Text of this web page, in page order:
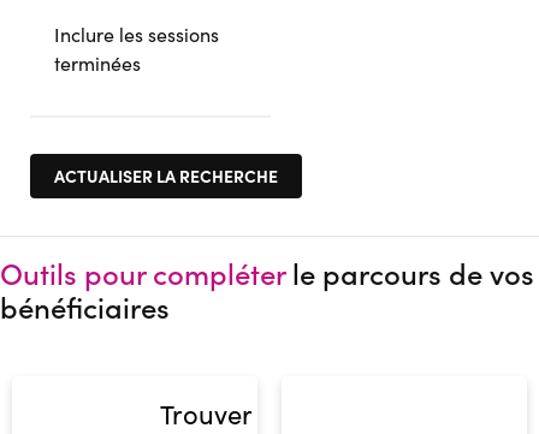
Inclure les sessions
terminées
Outils pour compléterle parcours de vos
bénéficiaires
Trouver